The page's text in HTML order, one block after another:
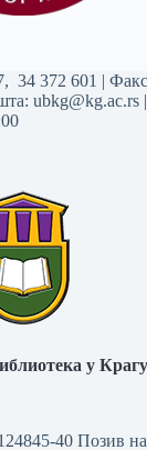
, 34 372 601 |
ubkg@kg.ac.rs |
у
40 Позив на